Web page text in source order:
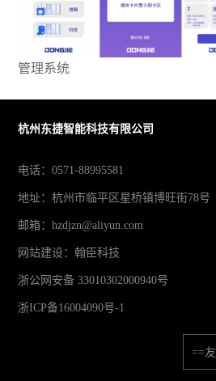
管理系统
杭州东捷智能科技有限公司
电话：0571-88995581
地址：杭州市临平区星桥镇博旺街78号
邮箱：hzdjzn@aliyun.com
网站建设：翰臣科技
浙公网安备 33010302000940号
浙ICP备16004090号-1
==